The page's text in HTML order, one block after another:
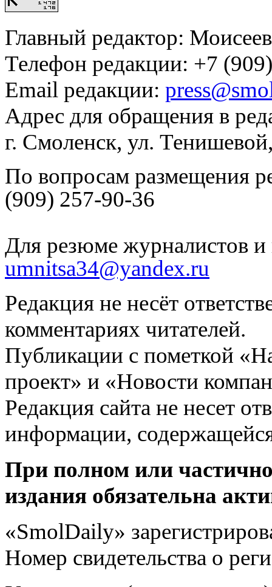
Главный редактор:
Телефон редакции: +7
Email редакции:
Адрес для обращения в
г. Смоленск, ул.
По вопросам размещения
(909) 257-90-36
Для резюме журналистов и
umnitsa34@yandex.ru
Редакция не несёт
комментариях читателей.
Публикации с пометкой
проект» и «Новости
Редакция сайта не несет
информации,
При полном или
издания обязательна
«SmolDaily»
Номер свидетельства о